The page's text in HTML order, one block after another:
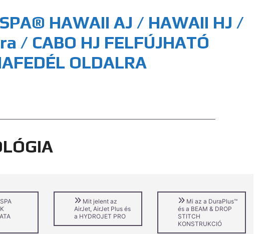
HAWAII AJ / HAWAII HJ /
/ CABO HJ FELFÚJHATÓ
OLDALRA
Mit jelent az
AirJet, AirJet Plus és
a HYDROJET PRO
Mi az a DuraPlus™
és a BEAM & DROP
STITCH
KONSTRUKCIÓ